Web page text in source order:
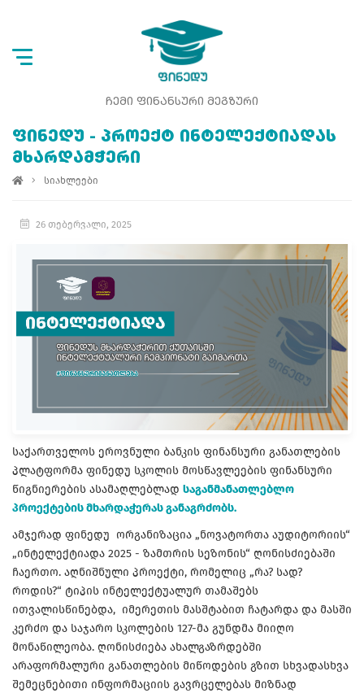
ᲩᲔᲛᲘ ᲤᲘᲜᲐᲜᲡᲣᲠᲘ ᲛᲔᲒᲖᲣᲠᲘ
ᲤᲘᲜᲔᲓᲣ - ᲞᲠᲝᲔᲥᲢ ᲘᲜᲢᲔᲚᲔᲥᲢᲘᲐᲓᲐᲡ
ᲛᲮᲐᲠᲓᲐᲛᲭᲔᲠᲘ
სიახლეები
26 თებერვალი, 2025
საქართველოს ეროვნული ბანკის ფინანსური განათლების
პლატფორმა ფინედუ სკოლის მოსწავლეების ფინანსური
წიგნიერების ასამაღლებლად საგანმანათლებლო
პროექტების მხარდაჭერას განაგრძობს.
ამჯერად ფინედუ ორგანიზაცია „ნოვატორთა აუდიტორიის“
„ინტელექტიადა 2025 - ზამთრის სეზონის“ ღონისძიებაში
ჩაერთო. აღნიშნული პროექტი, რომელიც „რა? სად?
როდის?“ ტიპის ინტელექტუალურ თამაშებს
ითვალისწინებდა, იმერეთის მასშტაბით ჩატარდა და მასში
კერძო და საჯარო სკოლების 127-მა გუნდმა მიიღო
მონაწილეობა. ღონისძიება ახალგაზრდებში
არაფორმალური განათლების მიწოდების გზით სხვადასხვა
შემეცნებითი ინფორმაციის გავრცელებას მიზნად